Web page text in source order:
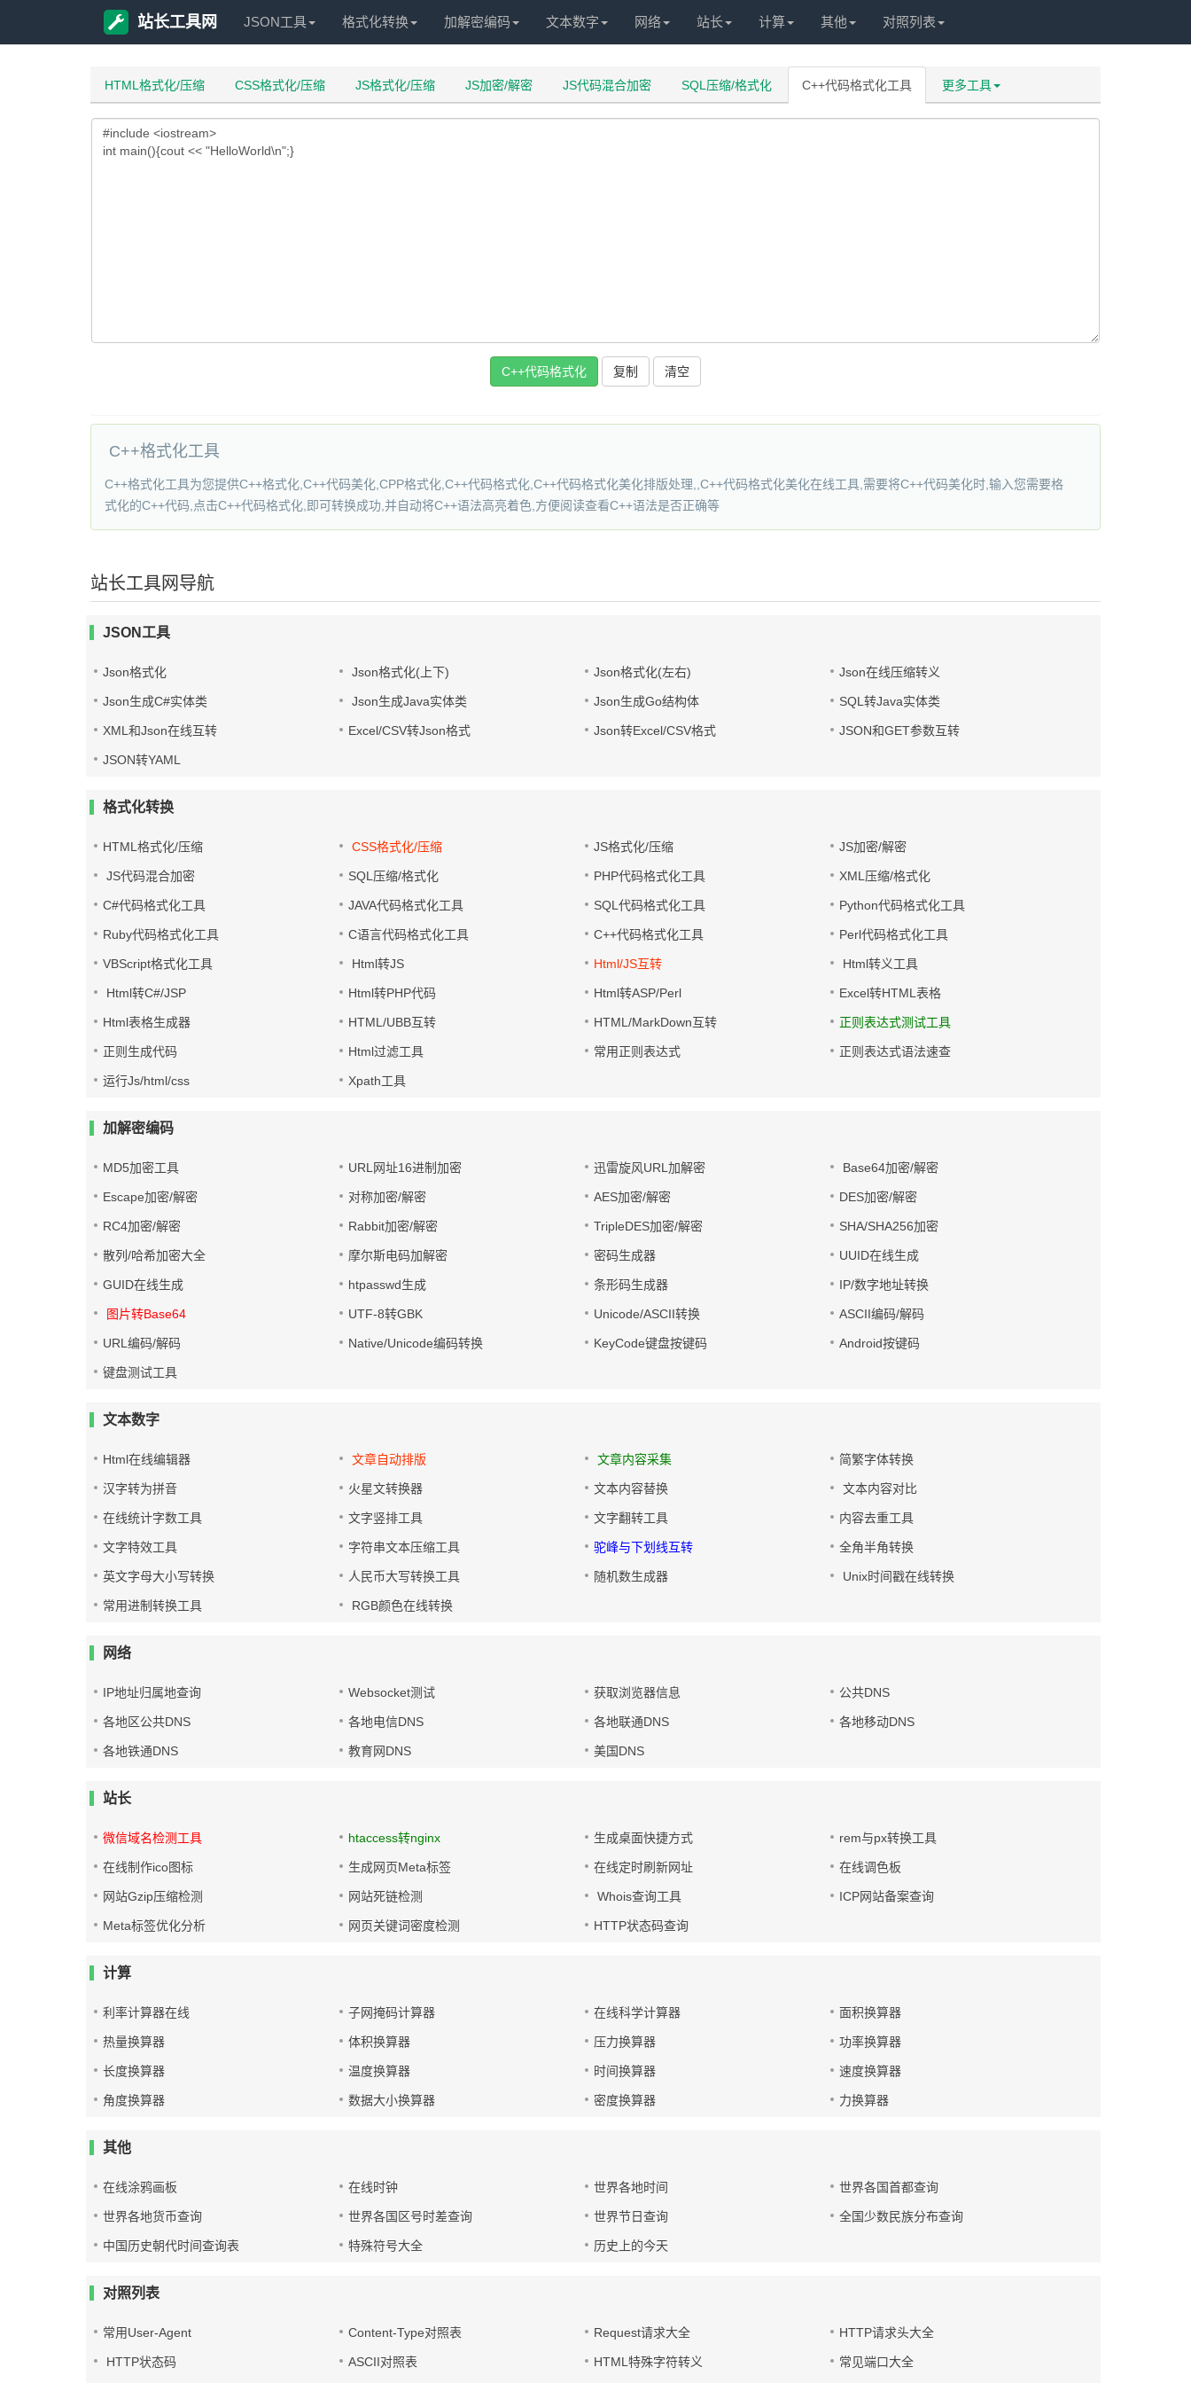
站长工具网 JSON工具 格式化转换 加解密编码 文本数字 网络 站长 计算 其他 对照列表
HTML格式化/压缩 CSS格式化/压缩 JS格式化/压缩 JS加密/解密 JS代码混合加密 SQL压缩/格式化 C++代码格式化工具 更多工具
C++代码格式化 复制
C++格式化工具
C++格式化工具为您提供C++格式化,C++代码美化,CPP格式化,C++代码格式化,C++代码格式化美化排版处理,,C++代码格式化美化在线工具,需要将C++代码美化时,输入您需要格
式化的C++代码,点击C++代码格式化,即可转换成功,并自动将C++语法高亮着色,方便阅读查看C++语法是否正确等
站长工具网导航
JSON工具
Json格式化 Json格式化(上下) Json格式化(左右) Json在线压缩转义
Json生成C#实体类 Json生成Java实体类 Json生成Go结构体 SQL转Java实体类
XML和Json在线互转 Excel/CSV转Json格式 Json转Excel/CSV格式 JSON和GET参数互转
JSON转YAML
格式化转换
HTML格式化/压缩 CSS格式化/压缩 JS格式化/压缩 JS加密/解密
JS代码混合加密 SQL压缩/格式化 PHP代码格式化工具 XML压缩/格式化
C#代码格式化工具 JAVA代码格式化工具 SQL代码格式化工具 Python代码格式化工具
Ruby代码格式化工具 C语言代码格式化工具 C++代码格式化工具 Perl代码格式化工具
VBScript格式化工具 Html转JS Html/JS互转 Html转义工具
Html转C#/JSP Html转PHP代码 Html转ASP/Perl Excel转HTML表格
Html表格生成器 HTML/UBB互转 HTML/MarkDown互转 正则表达式测试工具
正则生成代码 Html过滤工具 常用正则表达式 正则表达式语法速查
运行Js/html/css Xpath工具
加解密编码
MD5加密工具 URL网址16进制加密 迅雷旋风URL加解密 Base64加密/解密
Escape加密/解密 对称加密/解密 AES加密/解密 DES加密/解密
RC4加密/解密 Rabbit加密/解密 TripleDES加密/解密 SHA/SHA256加密
散列/哈希加密大全 摩尔斯电码加解密 密码生成器 UUID在线生成
GUID在线生成 htpasswd生成 条形码生成器 IP/数字地址转换
图片转Base64 UTF-8转GBK Unicode/ASCII转换 ASCII编码/解码
URL编码/解码 Native/Unicode编码转换 KeyCode键盘按键码 Android按键码
键盘测试工具
文本数字
Html在线编辑器 文章自动排版 文章内容采集 简繁字体转换
汉字转为拼音 火星文转换器 文本内容替换 文本内容对比
在线统计字数工具 文字竖排工具 文字翻转工具 内容去重工具
文字特效工具 字符串文本压缩工具 驼峰与下划线互转 全角半角转换
英文字母大小写转换 人民币大写转换工具 随机数生成器 Unix时间戳在线转换
常用进制转换工具 RGB颜色在线转换
网络
IP地址归属地查询 Websocket测试 获取浏览器信息 公共DNS
各地区公共DNS 各地电信DNS 各地联通DNS 各地移动DNS
各地铁通DNS 教育网DNS 美国DNS
站长
微信域名检测工具 htaccess转nginx 生成桌面快捷方式 rem与px转换工具
在线制作ico图标 生成网页Meta标签 在线定时刷新网址 在线调色板
网站Gzip压缩检测 网站死链检测 Whois查询工具 ICP网站备案查询
Meta标签优化分析 网页关键词密度检测 HTTP状态码查询
计算
利率计算器在线 子网掩码计算器 在线科学计算器 面积换算器
热量换算器 体积换算器 压力换算器 功率换算器
长度换算器 温度换算器 时间换算器 速度换算器
角度换算器 数据大小换算器 密度换算器 力换算器
其他
在线涂鸦画板 在线时钟 世界各地时间 世界各国首都查询
世界各地货币查询 世界各国区号时差查询 世界节日查询 全国少数民族分布查询
中国历史朝代时间查询表 特殊符号大全 历史上的今天
对照列表
常用User-Agent Content-Type对照表 Request请求大全 HTTP请求头大全
HTTP状态码 ASCII对照表 HTML特殊字符转义 常见端口大全